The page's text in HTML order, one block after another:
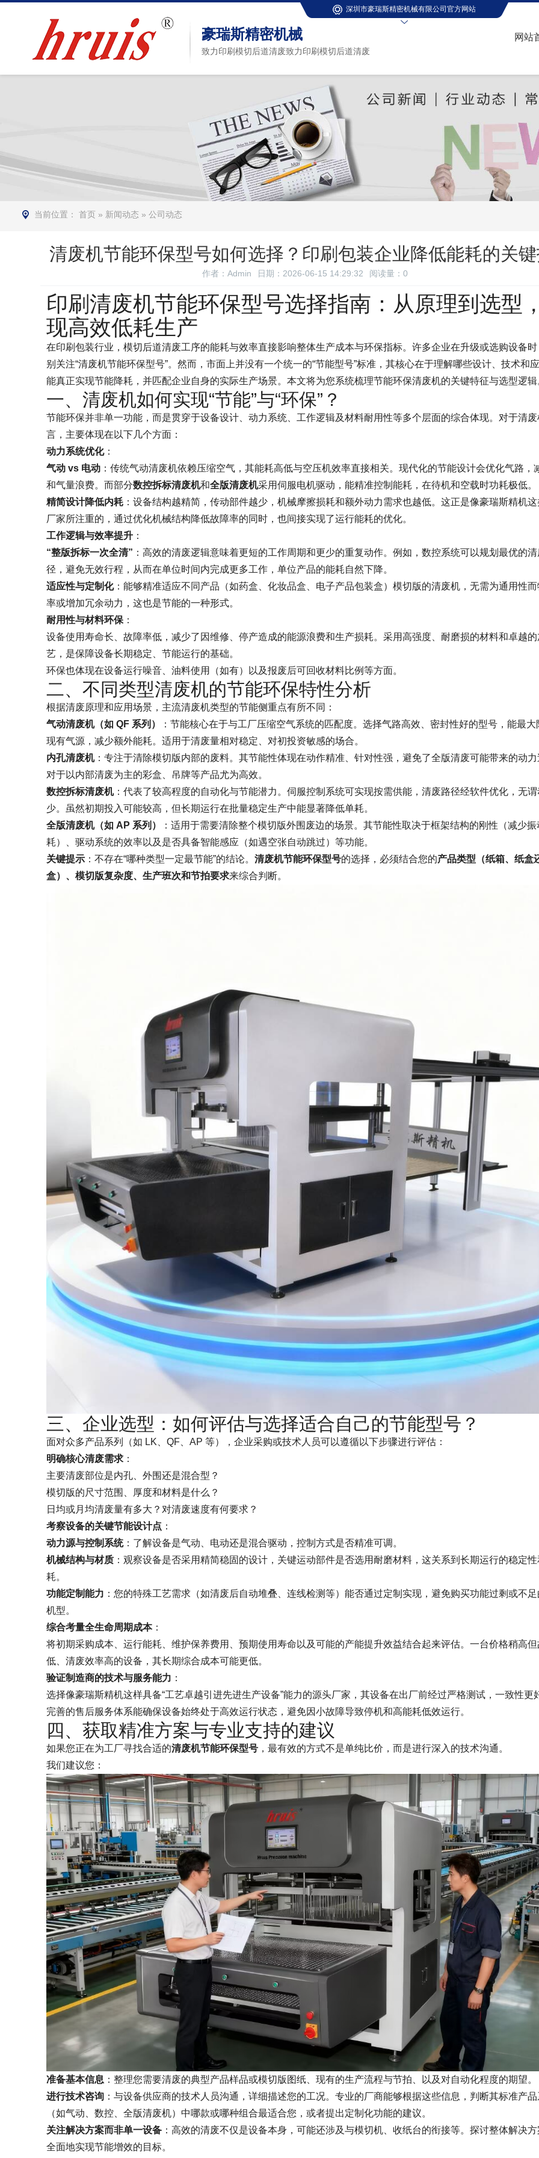
豪瑞斯精密机械
致力印刷模切后道清废致力印刷模切后道清废
深圳市豪瑞斯精密机械有限公司官方网站
网站
当前位置： 首页 » 新闻动态 » 公司动态
清废机节能环保型号如何选择？印刷包装企业降低能耗的关
作者：Admin 日期：2026-06-15 14:29:32 阅读量： 0
印刷清废机节能环保型号选择指南：从原理到选型
现高效低耗生产
在印刷包装行业，模切后道清废工序的能耗与效率直接影响整体生产成本与环保指标。许多企业在升级或选购设备
别关注“清废机节能环保型号”。然而，市面上并没有一个统一的“节能型号”标准，其核心在于理解哪些设计、技术和
能真正实现节能降耗，并匹配企业自身的实际生产场景。本文将为您系统梳理节能环保清废机的关键特征与选型逻辑
一、清废机如何实现“节能”与“环保”？
节能环保并非单一功能，而是贯穿于设备设计、动力系统、工作逻辑及材料耐用性等多个层面的综合体现。对于清
言，主要体现在以下几个方面：
动力系统优化：
气动 vs 电动 ：传统气动清废机依赖压缩空气，其能耗高低与空压机效率直接相关。现代化的节能设计会优化气路，
和气量浪费。而部分数控拆标清废机和全版清废机采用伺服电机驱动，能精准控制能耗，在待机和空载时功耗极低。
精简设计降低内耗 ：设备结构越精简，传动部件越少，机械摩擦损耗和额外动力需求也越低。这正是像豪瑞斯精机
厂家所注重的，通过优化机械结构降低故障率的同时，也间接实现了运行能耗的优化。
工作逻辑与效率提升 ：
“整版拆标一次全清” ：高效的清废逻辑意味着更短的工作周期和更少的重复动作。例如，数控系统可以规划最优的
径，避免无效行程，从而在单位时间内完成更多工作，单位产品的能耗自然下降。
适应性与定制化：能够精准适应不同产品（如药盒、化妆品盒、电子产品包装盒）模切版的清废机，无需为通用性
率或增加冗余动力，这也是节能的一种形式。
耐用性与材料环保 ：
设备使用寿命长、故障率低，减少了因维修、停产造成的能源浪费和生产损耗。采用高强度、耐磨损的材料和卓越
艺，是保障设备长期稳定、节能运行的基础。
环保也体现在设备运行噪音、油料使用（如有）以及报废后可回收材料比例等方面。
二、不同类型清废机的节能环保特性分析
根据清废原理和应用场景，主流清废机类型的节能侧重点有所不同：
气动清废机（如 QF 系列）
：节能核心在于与工厂压缩空气系统的匹配度。选择气路高效、密封性好的型号，能最大
现有气源，减少额外能耗。适用于清废量相对稳定、对初投资敏感的场合。
内孔清废机：专注于清除模切版内部的废料。其节能性体现在动作精准、针对性强，避免了全版清废可能带来的动
对于以内部清废为主的彩盒、吊牌等产品尤为高效。
数控拆标清废机：代表了较高程度的自动化与节能潜力。伺服控制系统可实现按需供能，清废路径经软件优化，无
少。虽然初期投入可能较高，但长期运行在批量稳定生产中能显著降低单耗。
全版清废机（如 AP 系列）
：适用于需要清除整个模切版外围废边的场景。其节能性取决于框架结构的刚性（减少振
耗）、驱动系统的效率以及是否具备智能感应（如遇空张自动跳过）等功能。
关键提示 ：不存在“哪种类型一定最节能”的结论。 清废机节能环保型号的选择，必须结合您的产品类型（纸箱、纸盒
盒）、模切版复杂度、生产班次和节拍要求来综合判断。
三、企业选型：如何评估与选择适合自己的节能型号？
面对众多产品系列（如 LK、QF、AP 等），企业采购或技术人员可以遵循以下步骤进行评估：
明确核心清废需求 ：
主要清废部位是内孔、外围还是混合型？
模切版的尺寸范围、厚度和材料是什么？
日均或月均清废量有多大？对清废速度有何要求？
考察设备的关键节能设计点 ：
动力源与控制系统：了解设备是气动、电动还是混合驱动，控制方式是否精准可调。
机械结构与材质 ：观察设备是否采用精简稳固的设计，关键运动部件是否选用耐磨材料，这关系到长期运行的稳定
耗。
功能定制能力 ：您的特殊工艺需求（如清废后自动堆叠、连线检测等）能否通过定制实现，避免购买功能过剩或不
机型。
综合考量全生命周期成本：
将初期采购成本、运行能耗、维护保养费用、预期使用寿命以及可能的产能提升效益结合起来评估。一台价格稍高
低、清废效率高的设备，其长期综合成本可能更低。
验证制造商的技术与服务能力 ：
选择像豪瑞斯精机这样具备“工艺卓越引进先进生产设备”能力的源头厂家，其设备在出厂前经过严格测试，一致性更
完善的售后服务体系能确保设备始终处于高效运行状态，避免因小故障导致停机和高能耗低效运行。
四、获取精准方案与专业支持的建议
如果您正在为工厂寻找合适的清废机节能环保型号 ，最有效的方式不是单纯比价，而是进行深入的技术沟通。
我们建议您：
准备基本信息 ：整理您需要清废的典型产品样品或模切版图纸、现有的生产流程与节拍、以及对自动化程度的期望。
进行技术咨询 ：与设备供应商的技术人员沟通，详细描述您的工况。专业的厂商能够根据这些信息，判断其标准产
（如气动、数控、全版清废机）中哪款或哪种组合最适合您，或者提出定制化功能的建议。
关注解决方案而非单一设备 ：高效的清废不仅是设备本身，可能还涉及与模切机、收纸台的衔接等。探讨整体解决
全面地实现节能增效的目标。